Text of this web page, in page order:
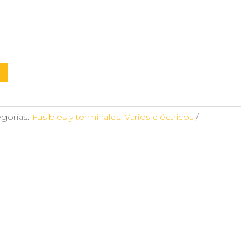
Fusibles y terminales, Varios eléctricos